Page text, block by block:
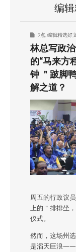
编
9点 编辑精选好
林总写政
的“马来方
钟 ＂跛脚
解之道？
周五的行政议
上的＂排排坐
仪式。
然而，这场州
是滔天巨浪——